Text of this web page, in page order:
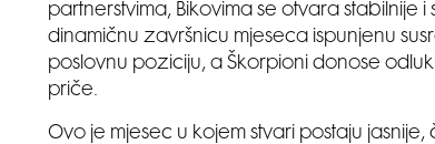
partnerstvima, Bikovima se otvara stabilnije
dinamičnu završnicu mjeseca ispunjenu
poslovnu poziciju, a Škorpioni donose
priče.
Ovo je mjesec u kojem stvari postaju